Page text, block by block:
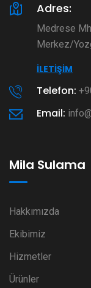
Adres:
Medrese
Merkez/
İLETIŞIM
Telefon:
Email:
Mila Sulama
Hakkımızda
Ekibimiz
Hizmetler
Ürünler